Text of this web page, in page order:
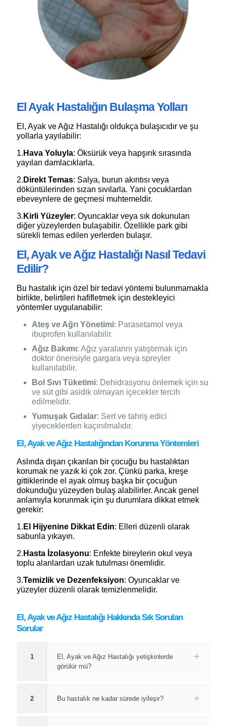
El Ayak Hastalığın Bulaşma Yolları
El, Ayak ve Ağız Hastalığı oldukça bulaşıcıdır ve şu
yollarla yayılabilir:
1. Hava Yoluyla: Öksürük veya hapşırık sırasında
yayılan damlacıklarla.
2. Direkt Temas: Salya, burun akıntısı veya
döküntülerinden sızan sıvılarla. Yani çocuklardan
ebeveynlere de geçmesi muhtemeldir.
3. Kirli Yüzeyler: Oyuncaklar veya sık dokunulan
diğer yüzeylerden bulaşabilir. Özellikle park gibi
sürekli temas edilen yerlerden bulaşır.
El, Ayak ve Ağız Hastalığı Nasıl Tedavi
Edilir?
Bu hastalık için özel bir tedavi yöntemi bulunmamakla
birlikte, belirtileri hafifletmek için destekleyici
yöntemler uygulanabilir:
Ateş ve Ağrı Yönetimi: Parasetamol veya
ibuprofen kullanılabilir.
Ağız Bakımı: Ağız yaralarını yatıştırmak için
doktor önerisiyle gargara veya spreyler
kullanılabilir.
Bol Sıvı Tüketimi: Dehidrasyonu önlemek için su
ve süt gibi asidik olmayan içecekler tercih
edilmelidir.
Yumuşak Gıdalar: Sert ve tahriş edici
yiyeceklerden kaçınılmalıdır.
El, Ayak ve Ağız Hastalığından Korunma Yöntemleri
Aslında dışarı çıkarılan bir çocuğu bu hastalıktan
korumak ne yazık ki çok zor. Çünkü parka, kreşe
gittiklerinde el ayak olmuş başka bir çocuğun
dokunduğu yüzeyden bulaş alabilirler. Ancak genel
anlamıyla korunmak için şu durumlara dikkat etmek
gerekir:
1. El Hijyenine Dikkat Edin: Elleri düzenli olarak
sabunla yıkayın.
2. Hasta İzolasyonu: Enfekte bireylerin okul veya
toplu alanlardan uzak tutulması önemlidir.
3.Temizlik ve Dezenfeksiyon: Oyuncaklar ve
yüzeyler düzenli olarak temizlenmelidir.
El, Ayak ve Ağız Hastalığı Hakkında Sık Sorulan
Sorular
1
El, Ayak ve Ağız Hastalığı yetişkinlerde
görülür mü?
2 Bu hastalık ne kadar sürede iyileşir?